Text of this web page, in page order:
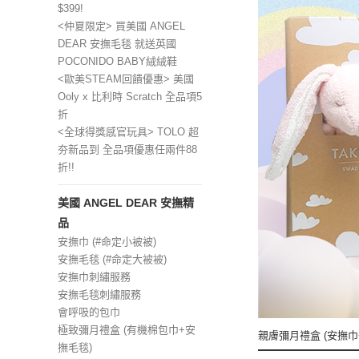
$399!
<仲夏限定> 買美國 ANGEL
DEAR 安撫毛毯 就送英國
POCONIDO BABY絨絨鞋
<歐美STEAM回饋優惠> 美國
Ooly x 比利時 Scratch 全品項5
折
<全球得獎感官玩具> TOLO 超
夯新品到 全品項優惠任兩件88
折!!
美國 ANGEL DEAR 安撫精
品
安撫巾 (#命定小被被)
安撫毛毯 (#命定大被被)
安撫巾刺繡服務
安撫毛毯刺繡服務
會呼吸的包巾
極致彌月禮盒 (有機棉包巾+安
撫毛毯)
親膚彌月禮盒 (安撫